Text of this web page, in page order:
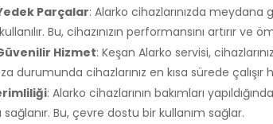
Parçalar: Alarko cihazlarınızda meydana
Bu, cihazınızın performansını artırır ve
Hizmet: Keşan Alarko servisi,
durumunda cihazlarınız en kısa sürede çalışır
: Alarko cihazlarının bakımları
Bu, çevre dostu bir kullanım sağlar.